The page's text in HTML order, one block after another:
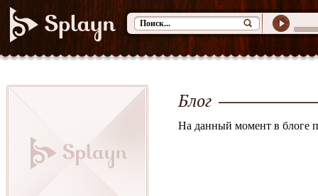
Блог
На данный момент в блоге